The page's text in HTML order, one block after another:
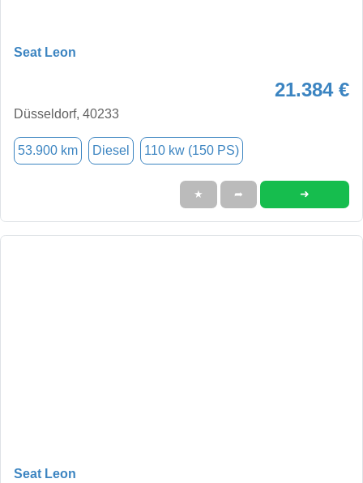
Seat Leon
21.384 €
Düsseldorf, 40233
53.900 km Diesel 110 kw (150 PS)
★ ➦ ➜
Seat Leon